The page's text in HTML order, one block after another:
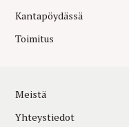
Kantapöydässä
Toimitus
Meistä
Yhteystiedot